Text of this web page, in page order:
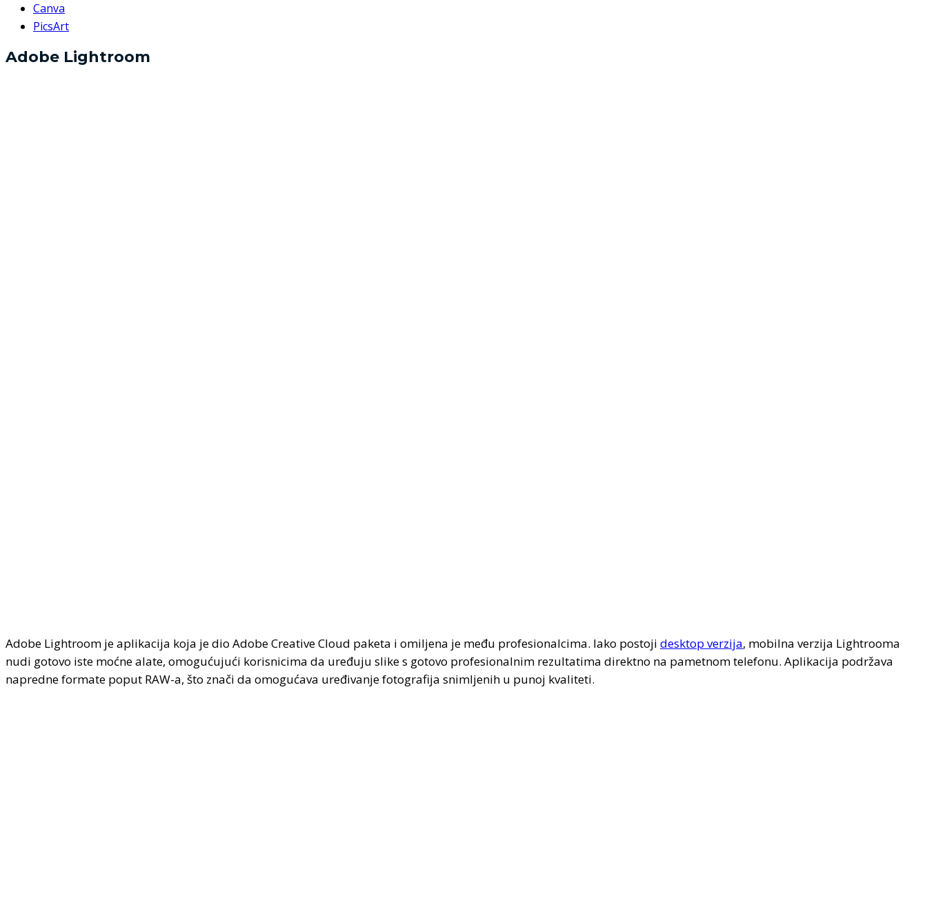
Canva
PicsArt
Adobe Lightroom
Adobe Lightroom je aplikacija koja je dio Adobe Creative Cloud paketa i omiljena je među profesionalcima. Iako postoji desktop verzija, mobilna verzija Lightrooma
nudi gotovo iste moćne alate, omogućujući korisnicima da uređuju slike s gotovo profesionalnim rezultatima direktno na pametnom telefonu. Aplikacija podržava
napredne formate poput RAW-a, što znači da omogućava uređivanje fotografija snimljenih u punoj kvaliteti.